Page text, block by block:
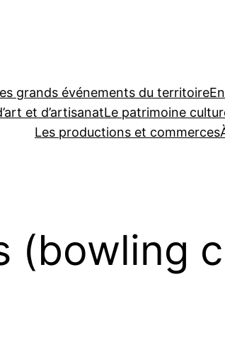
grands événements du territoire
et d’artisanatLe patrimoine
Les productions et commerces
(bowling